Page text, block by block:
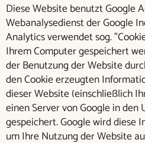
Diese Website benutzt Google
Webanalysedienst der Google
Analytics verwendet sog.
Ihrem Computer gespeichert
der Benutzung der Website
den Cookie erzeugten
dieser Website (einschließlich
einen Server von Google in
gespeichert. Google wird diese
um Ihre Nutzung der Website